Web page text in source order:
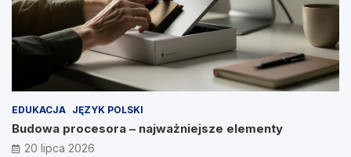
EDUKACJA JĘZYK POLSKI
Budowa procesora – najważniejsze elementy
20 lipca 2026